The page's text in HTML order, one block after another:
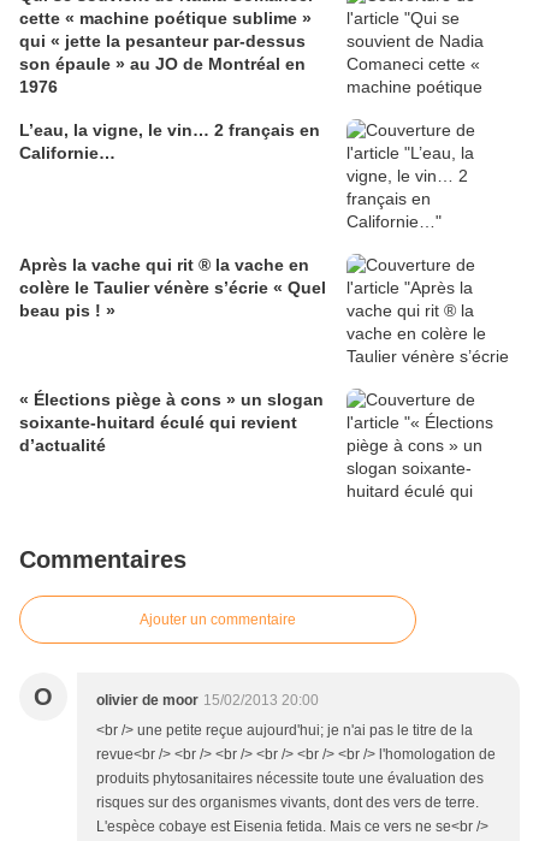
cette « machine poétique sublime »
qui « jette la pesanteur par-dessus
son épaule » au JO de Montréal en
1976
L’eau, la vigne, le vin… 2 français en
Californie…
Après la vache qui rit ® la vache en
colère le Taulier vénère s’écrie « Quel
beau pis ! »
« Élections piège à cons » un slogan
soixante-huitard éculé qui revient
d’actualité
Commentaires
Ajouter un commentaire
O olivier de moor 15/02/2013 20:00
<br /> une petite reçue aujourd'hui; je n'ai pas le titre de la
revue<br /> <br /> <br /> <br /> <br /> <br /> l'homologation de
produits phytosanitaires nécessite toute une évaluation des
risques sur des organismes vivants, dont des vers de terre.
L'espèce cobaye est Eisenia fetida. Mais ce vers ne se<br />